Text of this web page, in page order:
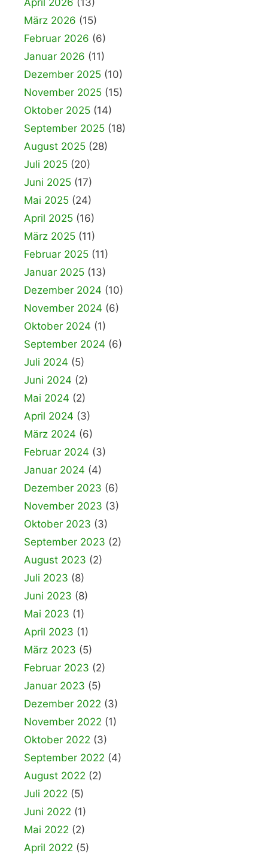
April 2026 (13)
März 2026 (15)
Februar 2026 (6)
Januar 2026 (11)
Dezember 2025 (10)
November 2025 (15)
Oktober 2025 (14)
September 2025 (18)
August 2025 (28)
Juli 2025 (20)
Juni 2025 (17)
Mai 2025 (24)
April 2025 (16)
März 2025 (11)
Februar 2025 (11)
Januar 2025 (13)
Dezember 2024 (10)
November 2024 (6)
Oktober 2024 (1)
September 2024 (6)
Juli 2024 (5)
Juni 2024 (2)
Mai 2024 (2)
April 2024 (3)
März 2024 (6)
Februar 2024 (3)
Januar 2024 (4)
Dezember 2023 (6)
November 2023 (3)
Oktober 2023 (3)
September 2023 (2)
August 2023 (2)
Juli 2023 (8)
Juni 2023 (8)
Mai 2023 (1)
April 2023 (1)
März 2023 (5)
Februar 2023 (2)
Januar 2023 (5)
Dezember 2022 (3)
November 2022 (1)
Oktober 2022 (3)
September 2022 (4)
August 2022 (2)
Juli 2022 (5)
Juni 2022 (1)
Mai 2022 (2)
April 2022 (5)